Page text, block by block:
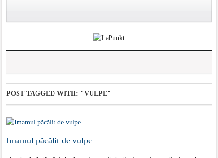
POST TAGGED WITH: "VULPE"
Imamul păcălit de vulpe